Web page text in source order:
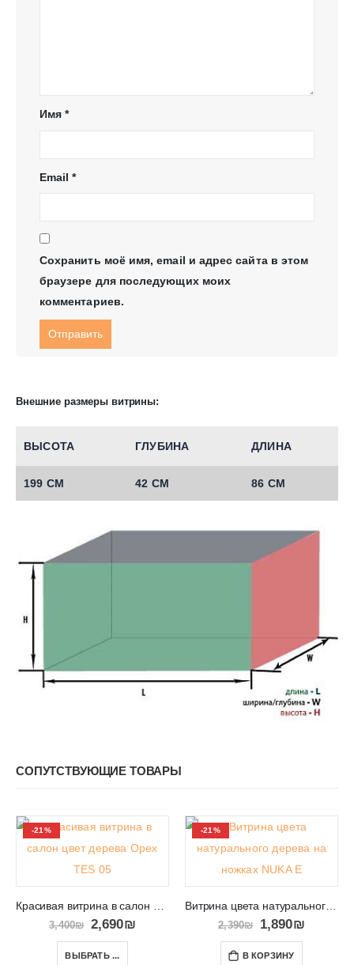
Имя*
Email*
Сохранить моё имя, email и адрес сайта в этом
браузере для последующих моих
комментариев.
Внешние размеры витрины:
ВЫСОТА ГЛУБИНА ДЛИНА
199 СМ 42 СМ 86 СМ
СОПУТСТВУЮЩИЕ ТОВАРЫ
-21%
Красивая витрина в салон цвета дерева TES 05
3,400₪ 2,690₪
ВЫБРАТЬ ...
-21%
Витрина цвета натурального дерева на ножках NUKA E
2,390₪ 1,890₪
В КОРЗИНУ